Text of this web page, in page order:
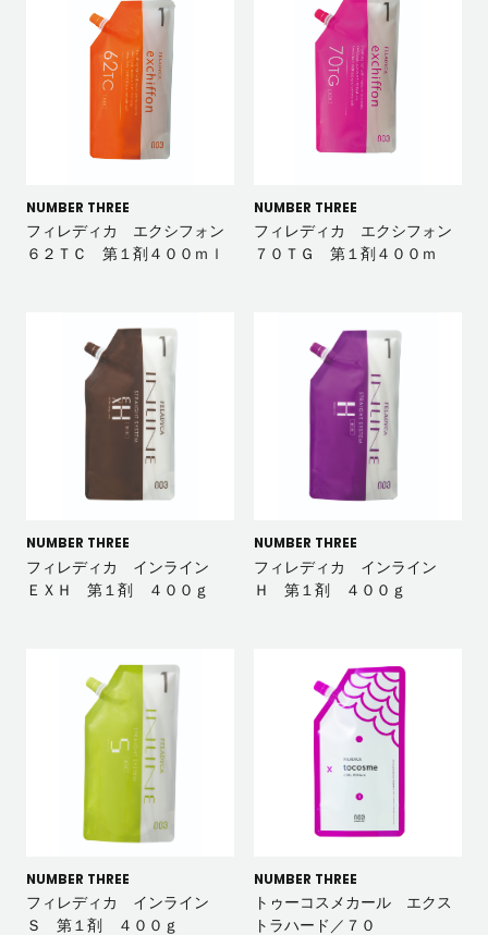
NUMBER THREE
フィレディカ エクシフォン
６２ＴＣ 第１剤４００ｍｌ
NUMBER THREE
フィレディカ エクシフォン
７０ＴＧ 第１剤４００ｍ
NUMBER THREE
フィレディカ インライン
ＥＸＨ 第１剤 ４００ｇ
NUMBER THREE
フィレディカ インライン
Ｈ 第１剤 ４００ｇ
NUMBER THREE
フィレディカ インライン
Ｓ 第１剤 ４００ｇ
NUMBER THREE
トゥーコスメカール エクス
トラハード／７０